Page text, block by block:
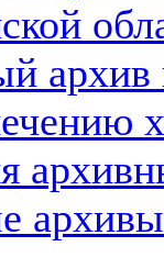
архив
архивы